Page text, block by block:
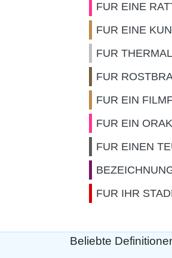
FUR EINE
FUR EINE
FUR
FUR
FUR EIN
FUR EIN
FUR EINEN
FUR IHR
Beliebte